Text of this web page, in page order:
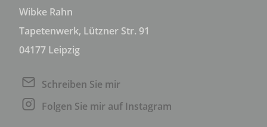
Wibke Rahn
Tapetenwerk, Lützner Str. 91
04177 Leipzig
Schreiben Sie mir
Folgen Sie mir auf Instagram